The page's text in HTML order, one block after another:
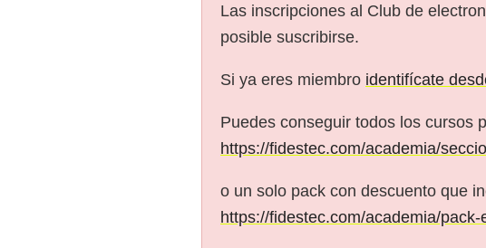
Las inscripciones al Club de
posible suscribirse.
Si ya eres miembro identifícate
Puedes conseguir todos los cursos
https://fidestec.com/academia/
o un solo pack con descuento que
https://fidestec.com/academia/